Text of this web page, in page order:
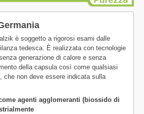
è soggetto a rigorosi esami dalle
tedesca. È realizzata con tecnologie
generazione di calore e senza
della capsula così come qualsiasi
che non deve essere indicata sulla
agenti agglomeranti (biossido di